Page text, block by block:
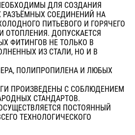
ДЛЯ СОЗДАНИЯ
СОЕДИНЕНИЙ НА
ПИТЬЕВОГО И ГОРЯЧЕГО
ОТОПЛЕНИЯ. ДОПУСКАЕТСЯ
ФИТИНГОВ НЕ ТОЛЬКО В
ИЗ СТАЛИ, НО И В
ПОЛИПРОПИЛЕНА И ЛЮБЫХ
ПРОИЗВЕДЕНЫ С СОБЛЮДЕНИЕМ
СТАНДАРТОВ.
ПОСТОЯННЫЙ
ТЕХНОЛОГИЧЕСКОГО